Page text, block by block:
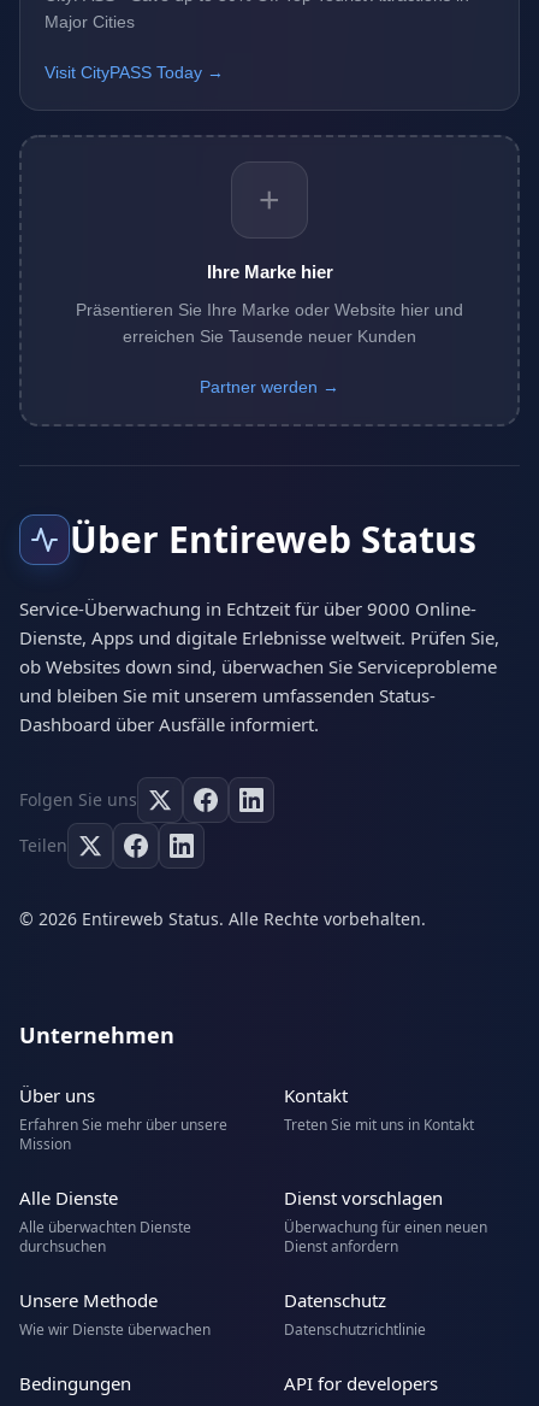
Major Cities
Visit CityPASS Today →
+
Ihre Marke hier
Präsentieren Sie Ihre Marke oder Website hier und
erreichen Sie Tausende neuer Kunden
Partner werden →
Über Entireweb Status
Service-Überwachung in Echtzeit für über 9000 Online-
Dienste, Apps und digitale Erlebnisse weltweit. Prüfen Sie,
ob Websites down sind, überwachen Sie Serviceprobleme
und bleiben Sie mit unserem umfassenden Status-
Dashboard über Ausfälle informiert.
Folgen Sie uns
Teilen
© 2026 Entireweb Status. Alle Rechte vorbehalten.
Unternehmen
Über uns
Erfahren Sie mehr über unsere
Mission
Kontakt
Treten Sie mit uns in Kontakt
Alle Dienste
Alle überwachten Dienste
durchsuchen
Dienst vorschlagen
Überwachung für einen neuen
Dienst anfordern
Unsere Methode
Wie wir Dienste überwachen
Datenschutz
Datenschutzrichtlinie
Bedingungen API for developers